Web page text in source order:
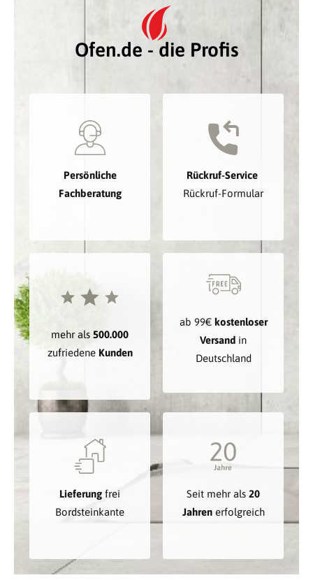
Ofen.de - die Profis
Persönliche
Fachberatung
Rückruf-Service
Rückruf-Formular
mehr als 500.000
zufriedene Kunden
ab 99€ kostenloser
Versand in
Deutschland
Lieferung frei
Bordsteinkante
Seit mehr als 20
Jahrenerfolgreich